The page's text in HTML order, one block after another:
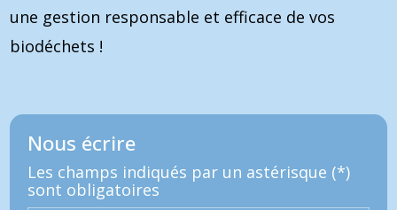
une gestion responsable et efficace de vos
biodéchets !
Nous écrire
Les champs indiqués par un astérisque (*)
sont obligatoires